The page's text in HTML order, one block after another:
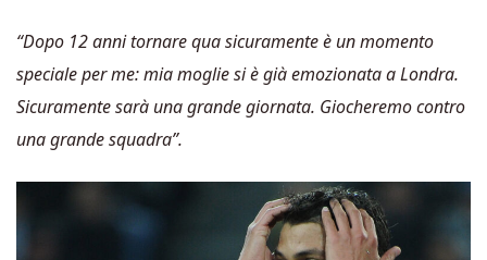
“Dopo 12 anni tornare qua sicuramente è un momento
speciale per me: mia moglie si è già emozionata a Londra.
Sicuramente sarà una grande giornata. Giocheremo contro
una grande squadra”.